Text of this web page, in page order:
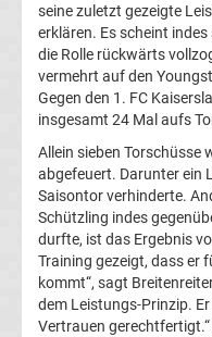
Aue
Transfergerüchte
FC
Hansa
Rostock
Transfergerüchte
seine zuletzt gezeigte
erklären. Es scheint
die Rolle rückwärts
vermehrt auf den
Gegen den 1. FC
insgesamt 24 Mal aufs
Allein sieben Torschüsse
abgefeuert. Darunter ein
Saisontor verhinderte.
Schützling indes
durfte, ist das Ergebnis
Training gezeigt, dass er
kommt“, sagt
dem Leistungs-Prinzip.
Vertrauen